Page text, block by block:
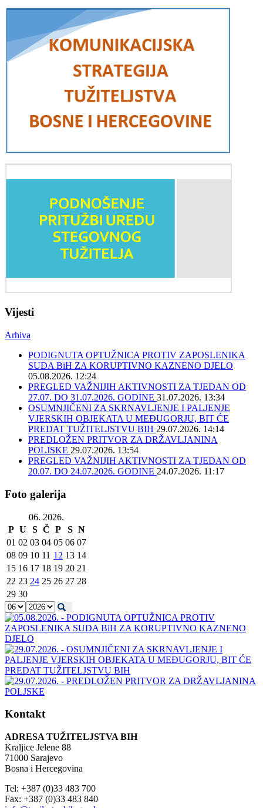
Vijesti
Arhiva
PODIGNUTA OPTUŽNICA PROTIV ZAPOSLENIKA
SUDA BiH ZA KORUPTIVNO KAZNENO DJELO
05.08.2026. 12:24
PREGLED VAŽNIJIH AKTIVNOSTI ZA TJEDAN OD
27.07. DO 31.07.2026. GODINE 31.07.2026. 13:34
OSUMNJIČENI ZA SKRNAVLJENJE I PALJENJE
VJERSKIH OBJEKATA U MEĐUGORJU, BIT ĆE
PREDAT TUŽITELJSTVU BIH 29.07.2026. 14:14
PREDLOŽEN PRITVOR ZA DRŽAVLJANINA
POLJSKE 29.07.2026. 13:54
PREGLED VAŽNIJIH AKTIVNOSTI ZA TJEDAN OD
20.07. DO 24.07.2026. GODINE 24.07.2026. 11:17
Foto galerija
06. 2026.
P U S Č P S N
01 02 03 04 05 06 07
08 09 10 11 12 13 14
15 16 17 18 19 20 21
22 23 24 25 26 27 28
29 30
Kontakt
ADRESA TUŽITELJSTVA BIH
Kraljice Jelene 88
71000 Sarajevo
Bosna i Hercegovina
Tel: +387 (0)33 483 700
Fax: +387 (0)33 483 840